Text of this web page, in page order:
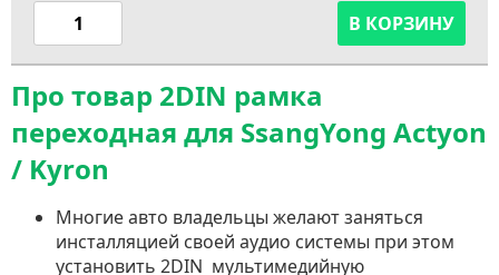
В КОРЗИНУ
Про товар 2DIN рамка
переходная для SsangYong Actyon
/ Kyron
Многие авто владельцы желают заняться
инсталляцией своей аудио системы при этом
установить 2DIN мультимедийную